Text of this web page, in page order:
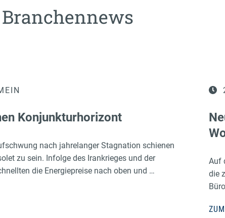
Konjunkturhorizont
nach jahrelanger Stagnation schienen
zu sein. Infolge des Irankrieges und der
die Energiepreise nach oben und …
Auf
die